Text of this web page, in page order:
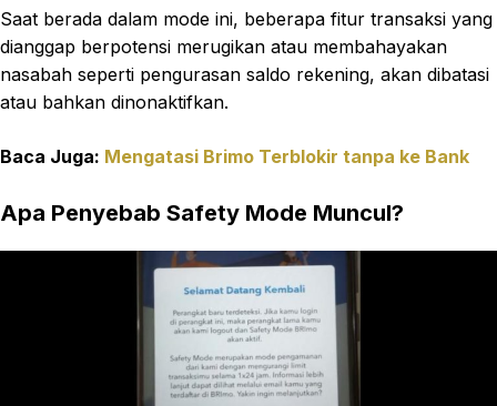
Saat berada dalam mode ini, beberapa fitur transaksi yang
dianggap berpotensi merugikan atau membahayakan
nasabah seperti pengurasan saldo rekening, akan dibatasi
atau bahkan dinonaktifkan.
Baca Juga: Mengatasi Brimo Terblokir tanpa ke Bank
Apa Penyebab Safety Mode Muncul?